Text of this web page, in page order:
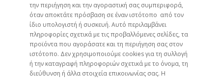
την περιήγηση και την αγοραστική σας συμπεριφορά,
όταν αποκτάτε πρόσβαση σε έναν ιστότοπο από τον
ίδιο υπολογιστή ή συσκευή. Αυτό περιλαμβάνει
πληροφορίες σχετικά με τις προβαλλόμενες σελίδες, τα
προϊόντα που αγοράσατε και τη περιήγηση σας στον
ιστότοπο. Δεν χρησιμοποιούμε cookies για τη συλλογή
ή την καταγραφή πληροφοριών σχετικά με το όνομα, τη
διεύθυνση ή άλλα στοιχεία επικοινωνίας σας. Η